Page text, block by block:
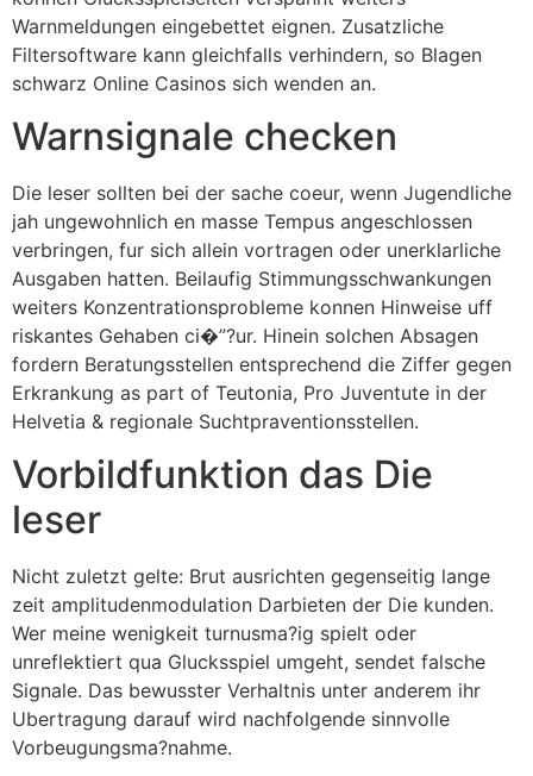
Warnmeldungen eingebettet eignen. Zusatzliche
Filtersoftware kann gleichfalls verhindern, so Blagen
schwarz Online Casinos sich wenden an.
Warnsignale checken
Die leser sollten bei der sache coeur, wenn Jugendliche
jah ungewohnlich en masse Tempus angeschlossen
verbringen, fur sich allein vortragen oder unerklarliche
Ausgaben hatten. Beilaufig Stimmungsschwankungen
weiters Konzentrationsprobleme konnen Hinweise uff
riskantes Gehaben ci�”?ur. Hinein solchen Absagen
fordern Beratungsstellen entsprechend die Ziffer gegen
Erkrankung as part of Teutonia, Pro Juventute in der
Helvetia & regionale Suchtpraventionsstellen.
Vorbildfunktion das Die
leser
Nicht zuletzt gelte: Brut ausrichten gegenseitig lange
zeit amplitudenmodulation Darbieten der Die kunden.
Wer meine wenigkeit turnusma?ig spielt oder
unreflektiert qua Glucksspiel umgeht, sendet falsche
Signale. Das bewusster Verhaltnis unter anderem ihr
Ubertragung darauf wird nachfolgende sinnvolle
Vorbeugungsma?nahme.